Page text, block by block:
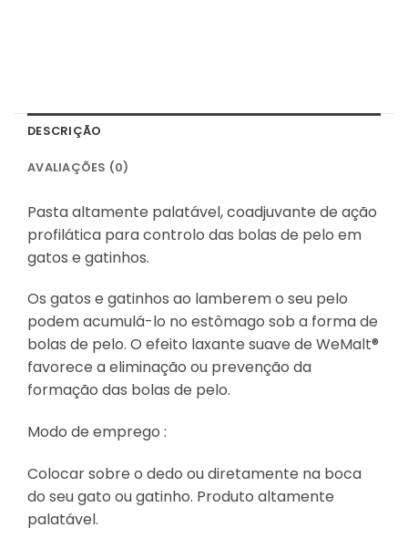
DESCRIÇÃO
AVALIAÇÕES (0)
Pasta altamente palatável, coadjuvante de ação
profilática para controlo das bolas de pelo em
gatos e gatinhos.
Os gatos e gatinhos ao lamberem o seu pelo
podem acumulá-lo no estômago sob a forma de
bolas de pelo. O efeito laxante suave de WeMalt®
favorece a eliminação ou prevenção da
formação das bolas de pelo.
Modo de emprego :
Colocar sobre o dedo ou diretamente na boca
do seu gato ou gatinho. Produto altamente
palatável.